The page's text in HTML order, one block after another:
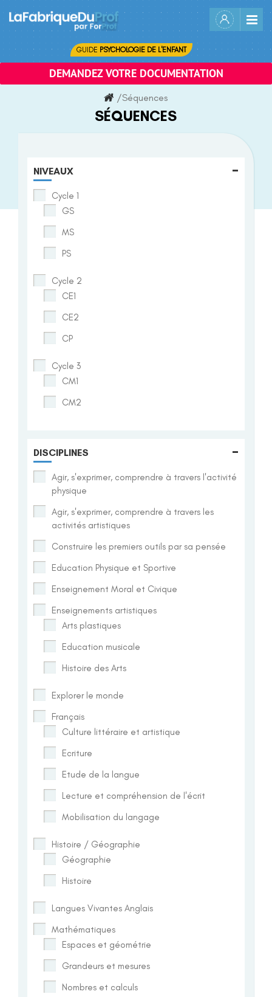
content
GUIDE PSYCHOLOGIE DE L'ENFANT
DEMANDEZ VOTRE DOCUMENTATION
/Séquences
SÉQUENCES
NIVEAUX -
Cycle 1
GS
MS
PS
Cycle 2
CE1
CE2
CP
Cycle 3
CM1
CM2
DISCIPLINES -
Agir, s'exprimer, comprendre à travers l'activité
physique
Agir, s'exprimer, comprendre à travers les
activités artistiques
Construire les premiers outils par sa pensée
Education Physique et Sportive
Enseignement Moral et Civique
Enseignements artistiques
Arts plastiques
Education musicale
Histoire des Arts
Explorer le monde
Français
Culture littéraire et artistique
Ecriture
Etude de la langue
Lecture et compréhension de l'écrit
Mobilisation du langage
Histoire / Géographie
Géographie
Histoire
Langues Vivantes Anglais
Mathématiques
Espaces et géométrie
Grandeurs et mesures
Nombres et calculs